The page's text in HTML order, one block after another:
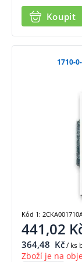
Koupit
441,02
364,48 Kč/ ks
Zboží je na
Kód 1: